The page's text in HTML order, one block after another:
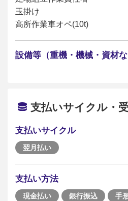
玉掛け
高所作業車オペ(10t)
設備等（重機・機械・資材な
支払いサイクル・
支払いサイクル
翌月払い
支払い方法
現金払い 銀行振込 手